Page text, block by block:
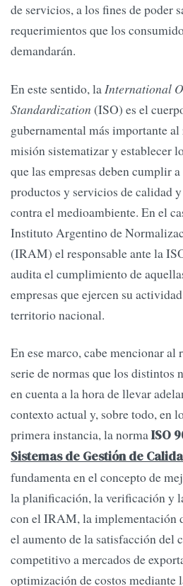
de servicios, a los fines de poder
requerimientos que los
demandarán.
En este sentido, laInternational
Standardization (ISO) es el
gubernamental más importante
misión sistematizar y establecer
que las empresas deben cumplir
productos y servicios de calidad
contra el medioambiente. En el
Instituto Argentino de
(IRAM) el responsable ante la
audita el cumplimiento de
empresas que ejercen su
territorio nacional.
En ese marco, cabe mencionar al
serie de normas que los distintos
en cuenta a la hora de llevar
contexto actual y, sobre todo, en
primera instancia, la normaISO
Sistemas de Gestión de
fundamenta en el concepto de
la planificación, la verificación y
con el IRAM, la implementación
el aumento de la satisfacción del
competitivo a mercados de
optimización de costos mediante